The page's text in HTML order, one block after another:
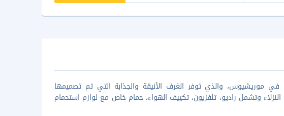
موريشيوس، والذي توفر الغرف الأنيقة والجذابة التي تم تصميمها
وتشمل راديو، تلفزيون، تكييف الهواء، حمام خاص مع لوازم استحمام